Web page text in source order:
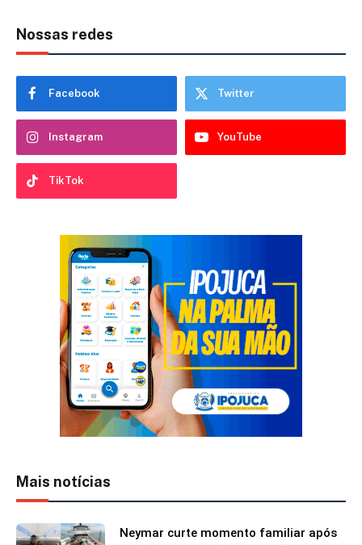
Nossas redes
Facebook Twitter
Instagram YouTube
TikTok
Mais notícias
Neymar curte momento familiar após